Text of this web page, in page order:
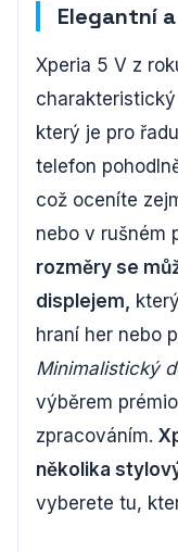
Elegantní
Xperia 5 V z
který je pro
telefon
což oceníte
nebo v rušném
rozměry se
displejem,
hraní her nebo
Minimalistický
výběrem
zpracováním.
několika
vyberete tu,